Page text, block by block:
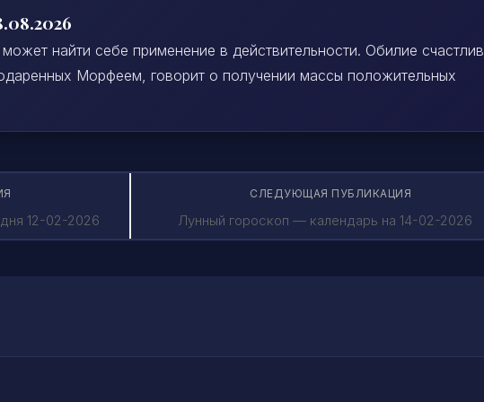
найти себе применение в действительности. Обилие
Морфеем, говорит о получении массы положительных
СЛЕДУЮЩАЯ ПУБЛИКАЦИЯ
Лунный гороскоп — календарь на 14-02-2026
12-02-2026